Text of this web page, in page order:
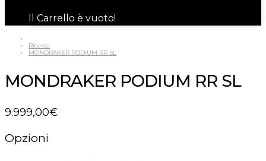
Il Carrello è vuoto!
Ricerca
MONDRAKER PODIUM RR SL
MONDRAKER PODIUM RR SL
9.999,00€
Opzioni